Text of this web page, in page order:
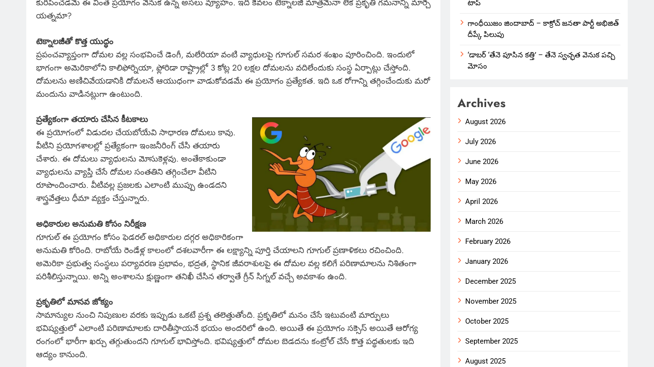
కురిపించడమే ఈ వింత ప్రయోగం వెనుక ఉన్న అసలు వ్యూహం. ఇది కేవలం టెక్నాలజీ మాత్రమేనా లేక ప్రకృతి గమనాన్ని మార్చే
యత్నమా?
టెక్నాలజీతో కొత్త యుద్ధం
ప్రపంచవ్యాప్తంగా దోమల వల్ల సంభవించే డెంగీ, మలేరియా వంటి వ్యాధులపై గూగుల్ సమర శంఖం పూరించింది. ఇందులో
భాగంగా అమెరికాలోని కాలిఫోర్నియా, ఫ్లోరిడా రాష్ట్రాల్లో 3 కోట్ల 20 లక్షల దోమలను వదిలేందుకు సంస్థ ఏర్పాట్లు చేస్తోంది.
దోమలను అణిచివేయడానికి దోమలనే ఆయుధంగా వాడుకోవడమే ఈ ప్రయోగం ప్రత్యేకత. ఇది ఒక రోగాన్ని తగ్గించేందుకు మరో
మందును వాడినట్లుగా ఉంటుంది.
ప్రత్యేకంగా తయారు చేసిన కీటకాలు
ఈ ప్రయోగంలో విడుదల చేయబోయేవి సాధారణ దోమలు కావు.
వీటిని ప్రయోగశాలల్లో ప్రత్యేకంగా ఇంజనీరింగ్ చేసి తయారు
చేశారు. ఈ దోమలు వ్యాధులను మోసుకెళ్లవు. అంతేకాకుండా
వ్యాధులను వ్యాప్తి చేసే దోమల సంతతిని తగ్గించేలా వీటిని
రూపొందించారు. వీటివల్ల ప్రజలకు ఎలాంటి ముప్పు ఉండదని
శాస్త్రవేత్తలు ధీమా వ్యక్తం చేస్తున్నారు.
అధికారుల అనుమతి కోసం నిరీక్షణ
గూగుల్ ఈ ప్రయోగం కోసం ఫెడరల్ అధికారుల దగ్గర అధికారికంగా
అనుమతి కోరింది. రాబోయే రెండేళ్ల కాలంలో దశలవారీగా ఈ లక్ష్యాన్ని పూర్తి చేయాలని గూగుల్ ప్రణాళికలు రచించింది.
అమెరికా ప్రభుత్వ సంస్థలు పర్యావరణ ప్రభావం, భద్రత, స్థానిక జీవరాశులపై ఈ దోమల వల్ల కలిగే పరిణామాలను నిశితంగా
పరిశీలిస్తున్నాయి. అన్ని అంశాలను క్షుణ్ణంగా తనిఖీ చేసిన తర్వాతే గ్రీన్ సిగ్నల్ వచ్చే అవకాశం ఉంది.
ప్రకృతిలో మానవ జోక్యం
సామాన్యుల నుంచి నిపుణుల వరకు ఇప్పుడు ఒకటే ప్రశ్న తలెత్తుతోంది. ప్రకృతిలో మనం చేసే ఇటువంటి మార్పులు
భవిష్యత్తులో ఎలాంటి పరిణామాలకు దారితీస్తాయనే భయం అందరిలో ఉంది. అయితే ఈ ప్రయోగం సక్సెస్ అయితే ఆరోగ్య
రంగంలో భారీగా ఖర్చు తగ్గుతుందని గూగుల్ భావిస్తోంది. భవిష్యత్తులో దోమల బెడదను కంట్రోల్ చేసే కొత్త పద్ధతులకు ఇది
ఆద్యం కానుంది.
టాప్
గాంధీయిజం జిందాబాద్ – కాక్రోచ్ జనతా పార్టీ అభిజిత్
దీప్కే పిలుపు
‘డాబర్ ‘తేనె పూసిన కత్తి’ – తేనె స్వచ్ఛత వెనుక పచ్చి
మోసం
Archives
August 2026
July 2026
June 2026
May 2026
April 2026
March 2026
February 2026
January 2026
December 2025
November 2025
October 2025
September 2025
August 2025